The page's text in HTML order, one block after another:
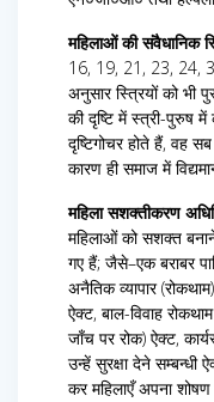
महिलाओं की संवैधानिक
16, 19, 21, 23, 24,
अनुसार स्त्रियों को भी
की दृष्टि में स्त्री-पुरुष
दृष्टिगोचर होते हैं, वह
कारण ही समाज में
महिला सशक्तीकरण
महिलाओं को सशक्त
गए हैं; जैसे–एक बराबर
अनैतिक व्यापार
ऐक्ट, बाल-विवाह
जाँच पर रोक) ऐक्ट,
उन्हें सुरक्षा देने सम्बन्धी
कर महिलाएँ अपना शोषण